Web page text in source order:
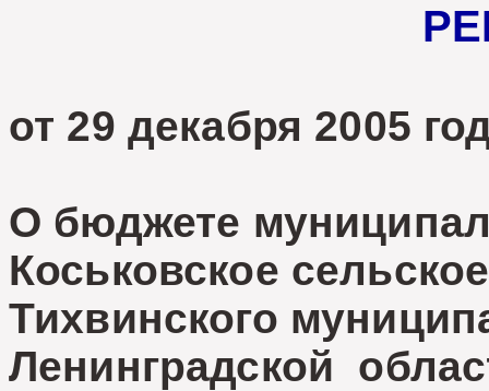
от 29 декабря 2005
О бюджете
Коськовское
Тихвинского
Ленинградской